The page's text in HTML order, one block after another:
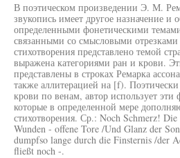
В поэтическом произведении Э. М.
звукопись имеет другое назначение и
определенными фонетическими
связанными со смысловыми отрезками
стихотворения представлено темой
выражена категориями ран и крови.
представлены в строках Ремарка
также аллитерацией на [f). Поэтически
крови по венам, автор использует эти
которые в определенной мере
стихотворения. Ср.: Noch Schmerz!
Wunden - offene Tore /Und Glanz der
dumpfso lange durch die Finsternis /der
fließt noch -.